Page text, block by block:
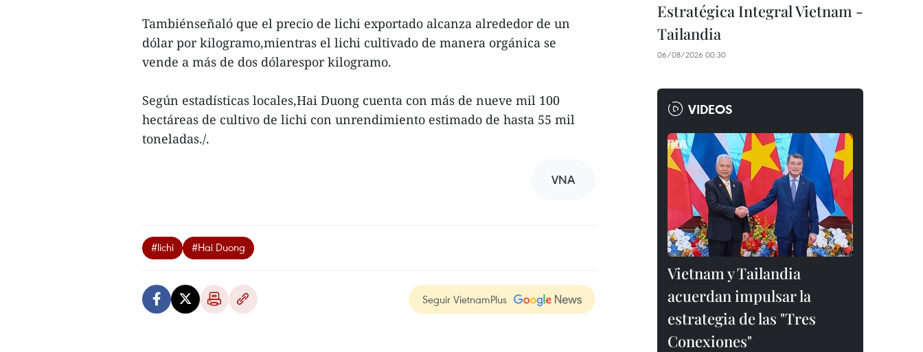
Tambiénseñaló que el precio de lichi exportado alcanza alrededor de un
dólar por kilogramo,mientras el lichi cultivado de manera orgánica se
vende a más de dos dólarespor kilogramo.
Según estadísticas locales,Hai Duong cuenta con más de nueve mil 100
hectáreas de cultivo de lichi con unrendimiento estimado de hasta 55 mil
toneladas./.
VNA
#lichi #Hai Duong
Seguir VietnamPlus
Estratégica Integral Vietnam -
Tailandia
06/08/2026 00:30
VIDEOS
Vietnam y Tailandia
acuerdan impulsar la
estrategia de las "Tres
Conexiones"